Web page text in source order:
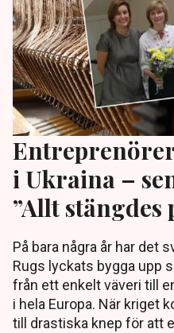
i Ukraina –
”Allt stängdes
På bara några år har det
Rugs lyckats bygga upp
från ett enkelt väveri till
i hela Europa. När kriget
till drastiska knep för att